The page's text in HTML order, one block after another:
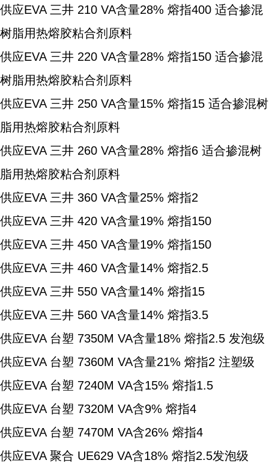
供应EVA 三井 210 VA含量28% 熔指400 适合掺混
树脂用热熔胶粘合剂原料
供应EVA 三井 220 VA含量28% 熔指150 适合掺混
树脂用热熔胶粘合剂原料
供应EVA 三井 250 VA含量15% 熔指15 适合掺混树
脂用热熔胶粘合剂原料
供应EVA 三井 260 VA含量28% 熔指6 适合掺混树
脂用热熔胶粘合剂原料
供应EVA 三井 360 VA含量25% 熔指2
供应EVA 三井 420 VA含量19% 熔指150
供应EVA 三井 450 VA含量19% 熔指150
供应EVA 三井 460 VA含量14% 熔指2.5
供应EVA 三井 550 VA含量14% 熔指15
供应EVA 三井 560 VA含量14% 熔指3.5
供应EVA 台塑 7350M VA含量18% 熔指2.5 发泡级
供应EVA 台塑 7360M VA含量21% 熔指2 注塑级
供应EVA 台塑 7240M VA含15% 熔指1.5
供应EVA 台塑 7320M VA含9% 熔指4
供应EVA 台塑 7470M VA含26% 熔指4
供应EVA 聚合 UE629 VA含18% 熔指2.5发泡级